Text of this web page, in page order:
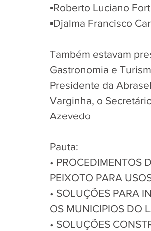
▪︎Roberto Luciano
▪︎Djalma Francisco
Também estavam
Gastronomia e
Presidente da
Varginha, o
Azevedo
Pauta:
• PROCEDIMENTOS
PEIXOTO PARA
• SOLUÇÕES PARA
OS MUNICIPIOS DO
• SOLUÇÕES